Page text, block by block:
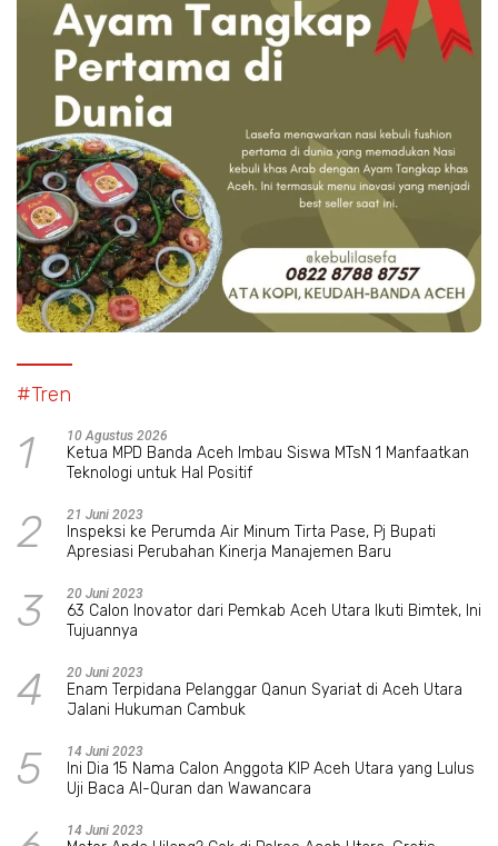
#Tren
1 10 Agustus 2026
Ketua MPD Banda Aceh Imbau Siswa MTsN 1 Manfaatkan
Teknologi untuk Hal Positif
2 21 Juni 2023
Inspeksi ke Perumda Air Minum Tirta Pase, Pj Bupati
Apresiasi Perubahan Kinerja Manajemen Baru
3 20 Juni 2023
63 Calon Inovator dari Pemkab Aceh Utara Ikuti Bimtek, Ini
Tujuannya
4 20 Juni 2023
Enam Terpidana Pelanggar Qanun Syariat di Aceh Utara
Jalani Hukuman Cambuk
5 14 Juni 2023
Ini Dia 15 Nama Calon Anggota KIP Aceh Utara yang Lulus
Uji Baca Al-Quran dan Wawancara
14 Juni 2023